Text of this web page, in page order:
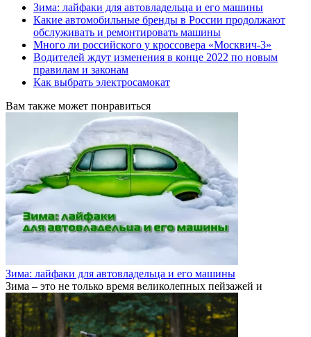
Зима: лайфаки для автовладельца и его машины
Какие автомобильные бренды в России продолжают
обслуживать и ремонтировать машины
Много ли российского у кроссовера «Москвич-3»
Водителей ждут изменения в конце 2022 по новым
правилам и законам
Как выбрать электросамокат
Вам также может понравиться
Зима: лайфаки для автовладельца и его машины
Зима – это не только время великолепных пейзажей и